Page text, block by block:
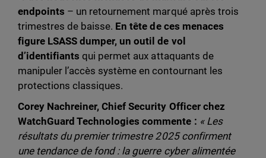
endpoints – un retournement marqué après trois
trimestres de baisse. En tête de ces menaces
figure LSASS dumper, un outil de vol
d’identifiants qui permet aux attaquants de
manipuler l’accès système en contournant les
protections classiques.
Corey Nachreiner, Chief Security Officer chez
WatchGuard Technologies commente : « Les
résultats du premier trimestre 2025 confirment
une tendance de fond : la guerre cyber alimentée